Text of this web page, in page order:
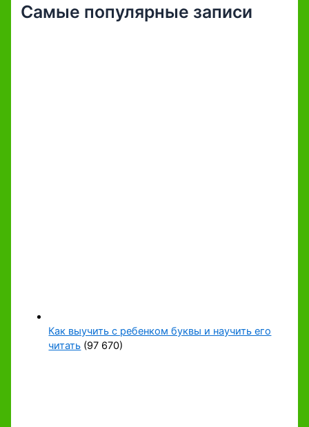
Самые популярные записи
Как выучить с ребенком буквы и научить его
читать (97 670)